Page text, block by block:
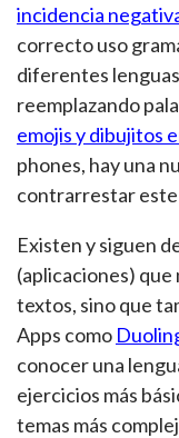
incidencia
correcto uso
diferentes
reemplazando
emojis y dibujitos
phones, hay una
contrarrestar
Existen y siguen
(aplicaciones)
textos, sino que
Apps como
conocer una
ejercicios más
temas más